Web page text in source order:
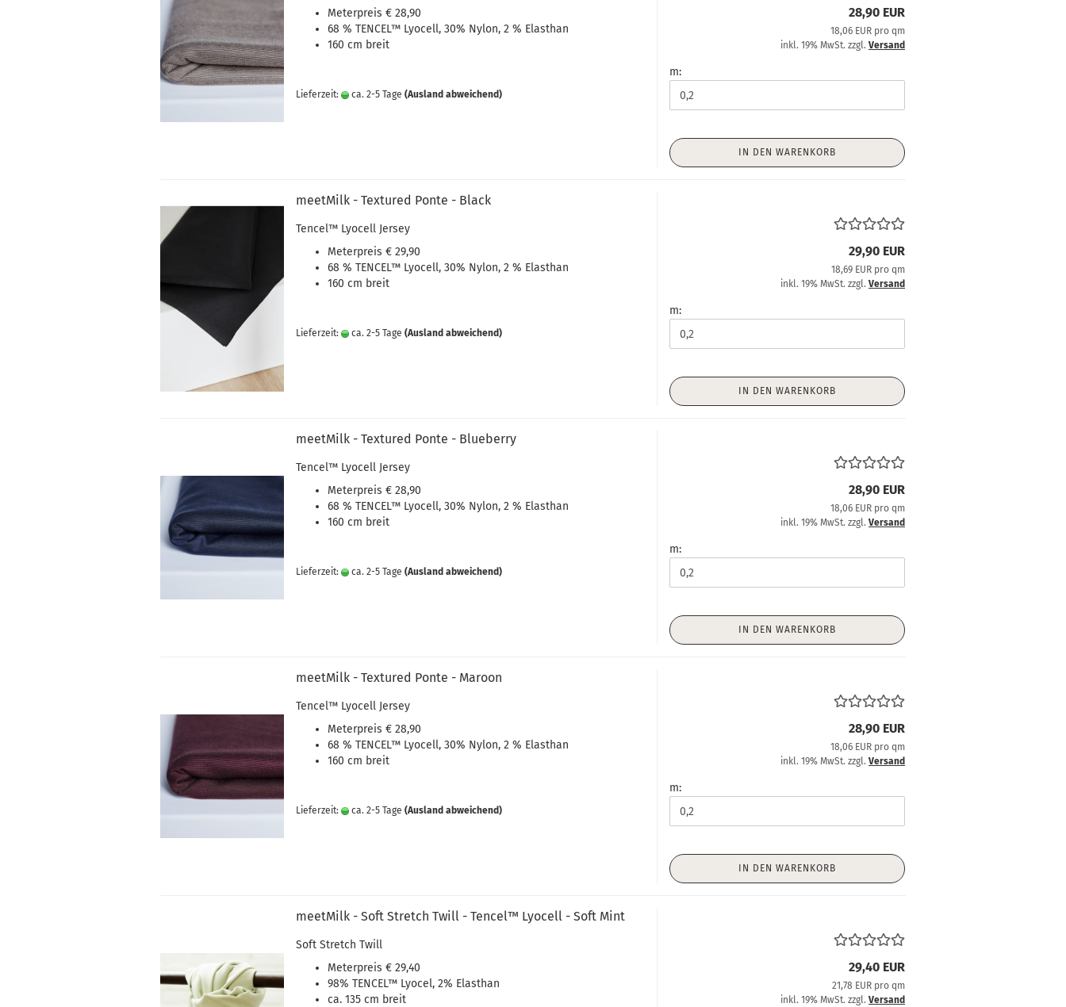
Meterpreis € 28,90
68 % TENCEL™ Lyocell, 30% Nylon, 2 % Elasthan
160 cm breit
Lieferzeit: ca. 2-5 Tage (Ausland abweichend)
28,90 EUR
18,06 EUR pro qm
inkl. 19% MwSt. zzgl. Versand
m:
IN DEN WARENKORB
meetMilk - Textured Ponte - Black
Tencel™ Lyocell Jersey
Meterpreis € 29,90
68 % TENCEL™ Lyocell, 30% Nylon, 2 % Elasthan
160 cm breit
Lieferzeit: ca. 2-5 Tage (Ausland abweichend)
29,90 EUR
18,69 EUR pro qm
inkl. 19% MwSt. zzgl. Versand
m:
IN DEN WARENKORB
meetMilk - Textured Ponte - Blueberry
Tencel™ Lyocell Jersey
Meterpreis € 28,90
68 % TENCEL™ Lyocell, 30% Nylon, 2 % Elasthan
160 cm breit
Lieferzeit: ca. 2-5 Tage (Ausland abweichend)
28,90 EUR
18,06 EUR pro qm
inkl. 19% MwSt. zzgl. Versand
m:
IN DEN WARENKORB
meetMilk - Textured Ponte - Maroon
Tencel™ Lyocell Jersey
Meterpreis € 28,90
68 % TENCEL™ Lyocell, 30% Nylon, 2 % Elasthan
160 cm breit
Lieferzeit: ca. 2-5 Tage (Ausland abweichend)
28,90 EUR
18,06 EUR pro qm
inkl. 19% MwSt. zzgl. Versand
m:
IN DEN WARENKORB
meetMilk - Soft Stretch Twill - Tencel™ Lyocell - Soft Mint
Soft Stretch Twill
Meterpreis € 29,40
98% TENCEL™ Lyocel, 2% Elasthan
ca. 135 cm breit
29,40 EUR
21,78 EUR pro qm
inkl. 19% MwSt. zzgl. Versand